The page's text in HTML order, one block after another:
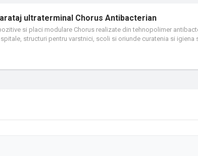
ultraterminal Chorus Antibacterian
si placi modulare Chorus realizate din tehnopolimer
structuri pentru varstnici, scoli si oriunde curatenia si
conform ISO 22196 (tulpini de MRSA si Escherichia coli) prin